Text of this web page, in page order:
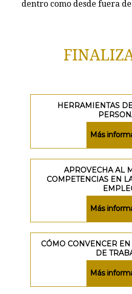
dentro como desde fuera
HERRAMIENTAS
Más
APROVECHA AL
COMPETENCIAS EN
Más
CÓMO CONVENCER
DE
Más